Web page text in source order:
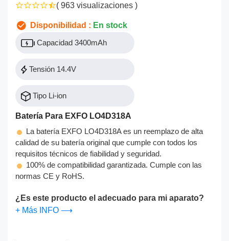
( 963 visualizaciones )
Disponibilidad : En stock
Capacidad 3400mAh
Tensión 14.4V
Tipo Li-ion
Batería Para EXFO LO4D318A
La batería EXFO LO4D318A es un reemplazo de alta
calidad de su batería original que cumple con todos los
requisitos técnicos de fiabilidad y seguridad.
100% de compatibilidad garantizada. Cumple con las
normas CE y RoHS.
¿Es este producto el adecuado para mi aparato?
+ Más INFO ⟶